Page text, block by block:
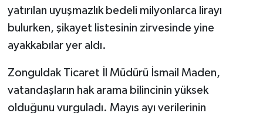
yatırılan uyuşmazlık bedeli milyonlarca lirayı
bulurken, şikayet listesinin zirvesinde yine
ayakkabılar yer aldı.
​Zonguldak Ticaret İl Müdürü İsmail Maden,
vatandaşların hak arama bilincinin yüksek
olduğunu vurguladı. Mayıs ayı verilerinin